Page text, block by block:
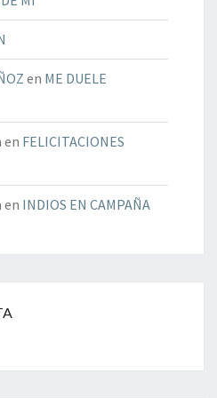
en ME DUELE
en FELICITACIONES
en INDIOS EN CAMPAÑA